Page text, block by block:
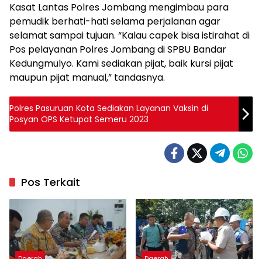
Kasat Lantas Polres Jombang mengimbau para
pemudik berhati-hati selama perjalanan agar
selamat sampai tujuan. “Kalau capek bisa istirahat di
Pos pelayanan Polres Jombang di SPBU Bandar
Kedungmulyo. Kami sediakan pijat, baik kursi pijat
maupun pijat manual,” tandasnya.
Polres Pasuruan Kota Sediakan Layanan Vaksin di
Posyan OPS Ketupat Semeru 2023
Pos Terkait